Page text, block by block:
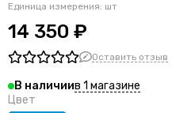
Единица измерения: шт
14 350 ₽
Оставить отзыв
В наличиив 1 магазине
Цвет